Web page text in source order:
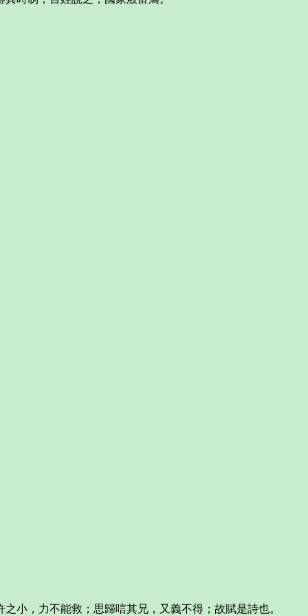
小，力不能救；思歸唁其兄，又義不得；故賦是詩也。